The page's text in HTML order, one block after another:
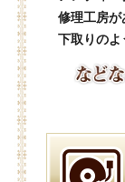
修理工房が
下取りのよ